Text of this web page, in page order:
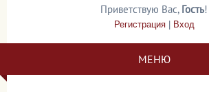
Приветствую Вас, Гость!
Регистрация| Вход
МЕНЮ